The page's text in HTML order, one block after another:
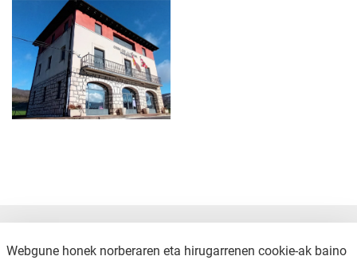
UDALA.jpeg
Webgune honek norberaren eta hirugarrenen cookie-ak baino